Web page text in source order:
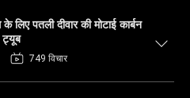
पतली दीवार की मोटाई कार्बन
ट्यूब
749 विचार